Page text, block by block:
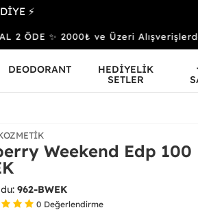
⚡
ÖDE ✨ 2000₺ ve Üzeri Alışverişlerde
DEODORANT
HEDİYELİK
SETLER
Weekend Edp 100
962-BWEK
0 Değerlendirme